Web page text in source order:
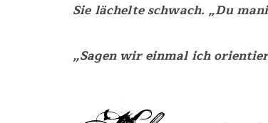
Sie lächelte schwach. „Du
„Sagen wir einmal ich